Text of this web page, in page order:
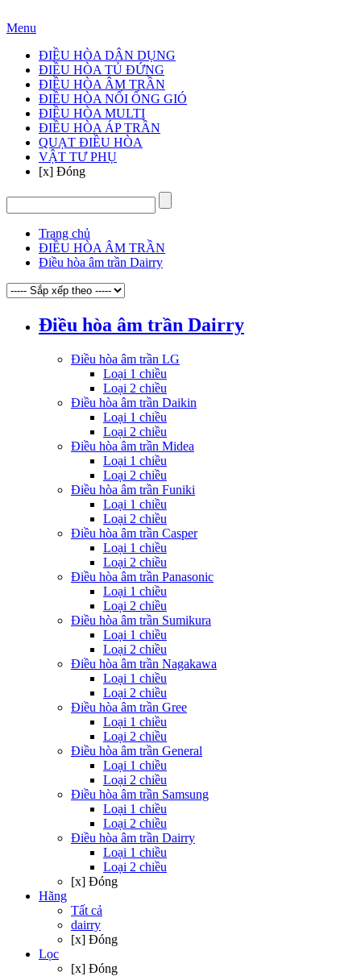
Menu
ĐIỀU HÒA DÂN DỤNG
ĐIỀU HÒA TỦ ĐỨNG
ĐIỀU HÒA ÂM TRẦN
ĐIỀU HÒA NỐI ỐNG GIÓ
ĐIỀU HÒA MULTI
ĐIỀU HÒA ÁP TRẦN
QUẠT ĐIỀU HÒA
VẬT TƯ PHỤ
[x] Đóng
Trang chủ
ĐIỀU HÒA ÂM TRẦN
Điều hòa âm trần Dairry
Điều hòa âm trần Dairry
Điều hòa âm trần LG
Loại 1 chiều
Loại 2 chiều
Điều hòa âm trần Daikin
Loại 1 chiều
Loại 2 chiều
Điều hòa âm trần Midea
Loại 1 chiều
Loại 2 chiều
Điều hòa âm trần Funiki
Loại 1 chiều
Loại 2 chiều
Điều hòa âm trần Casper
Loại 1 chiều
Loại 2 chiều
Điều hòa âm trần Panasonic
Loại 1 chiều
Loại 2 chiều
Điều hòa âm trần Sumikura
Loại 1 chiều
Loại 2 chiều
Điều hòa âm trần Nagakawa
Loại 1 chiều
Loại 2 chiều
Điều hòa âm trần Gree
Loại 1 chiều
Loại 2 chiều
Điều hòa âm trần General
Loại 1 chiều
Loại 2 chiều
Điều hòa âm trần Samsung
Loại 1 chiều
Loại 2 chiều
Điều hòa âm trần Dairry
Loại 1 chiều
Loại 2 chiều
[x] Đóng
Hãng
Tất cả
dairry
[x] Đóng
Lọc
[x] Đóng